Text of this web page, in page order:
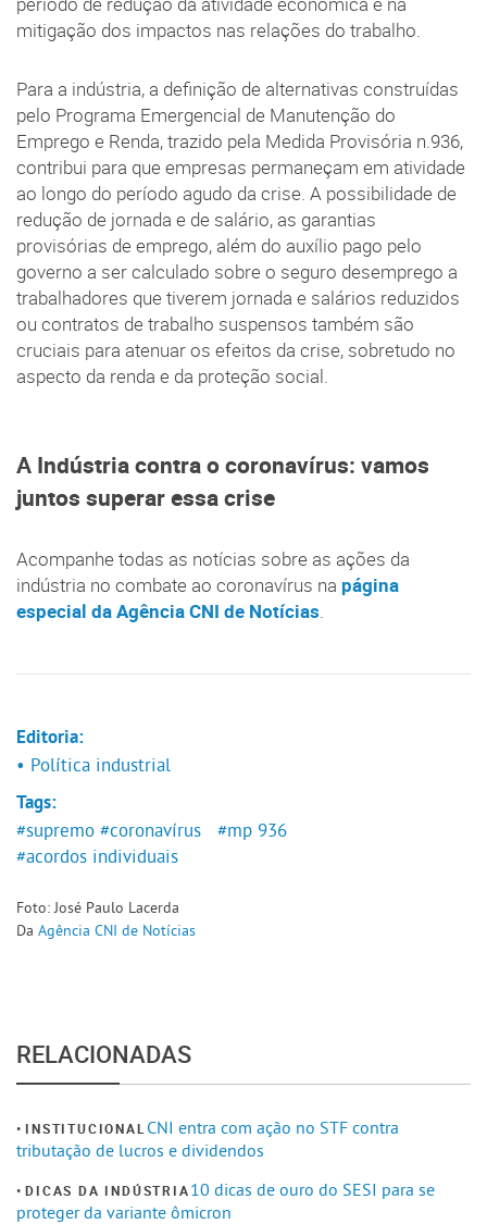
mitigação dos impactos nas relações do trabalho.
Para a indústria, a definição de alternativas construídas
pelo Programa Emergencial de Manutenção do
Emprego e Renda, trazido pela Medida Provisória n.936,
contribui para que empresas permaneçam em atividade
ao longo do período agudo da crise. A possibilidade de
redução de jornada e de salário, as garantias
provisórias de emprego, além do auxílio pago pelo
governo a ser calculado sobre o seguro desemprego a
trabalhadores que tiverem jornada e salários reduzidos
ou contratos de trabalho suspensos também são
cruciais para atenuar os efeitos da crise, sobretudo no
aspecto da renda e da proteção social.
A Indústria contra o coronavírus: vamos
juntos superar essa crise
Acompanhe todas as notícias sobre as ações da
indústria no combate ao coronavírus na página
especial da Agência CNI de Notícias.
Editoria:
• Política industrial
Tags:
#supremo #coronavírus
#mp 936
#acordos individuais
Foto: José Paulo Lacerda
Da Agência CNI de Notícias
RELACIONADAS
INSTITUCIONAL CNI entra com ação no STF contra
tributação de lucros e dividendos
DICAS DA INDÚSTRIA10 dicas de ouro do SESI para se
proteger da variante ômicron